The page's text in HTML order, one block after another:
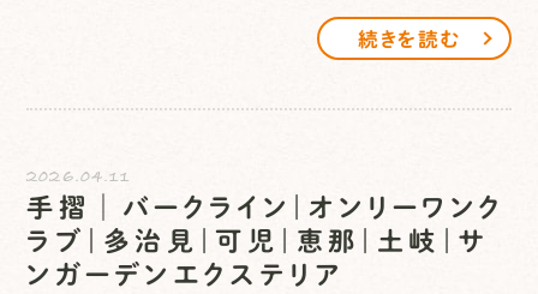
続きを読む
2026.04.11
手摺│バークライン｜オンリーワンク
ラブ｜多治見｜可児｜恵那｜土岐｜サ
ンガーデンエクステリア